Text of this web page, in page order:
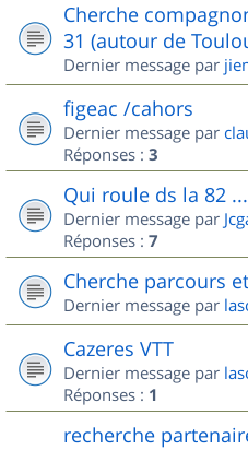
Cherche
31 (autour de
Dernier message par
figeac /cahors
Dernier message par
Réponses : 3
Qui roule ds la 82 ...
Dernier message par
Réponses : 7
Cherche parcours
Dernier message par
Cazeres VTT
Dernier message par
Réponses : 1
recherche